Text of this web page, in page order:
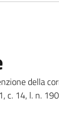
della
14, l. n.